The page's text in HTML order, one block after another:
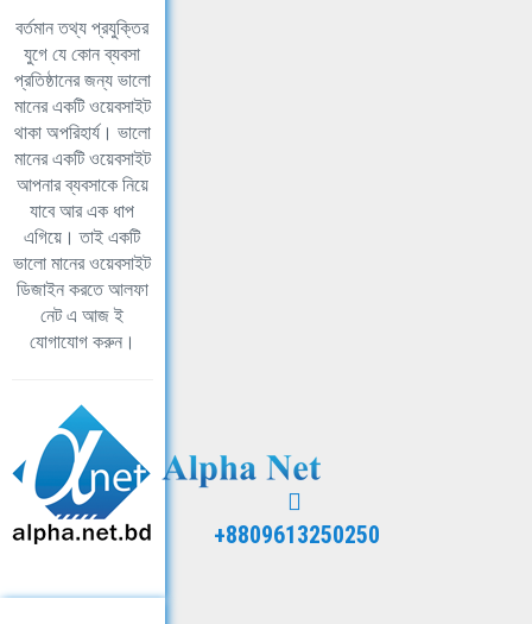
বর্তমান তথ্য প্রযুক্তির
যুগে যে কোন ব্যবসা
প্রতিষ্ঠানের জন্য ভালো
মানের একটি ওয়েবসাইট
থাকা অপরিহার্য। ভালো
মানের একটি ওয়েবসাইট
আপনার ব্যবসাকে নিয়ে
যাবে আর এক ধাপ
এগিয়ে। তাই একটি
ভালো মানের ওয়েবসাইট
ডিজাইন করতে আলফা
নেট এ আজ ই
যোগাযোগ করুন।
+8809613250250